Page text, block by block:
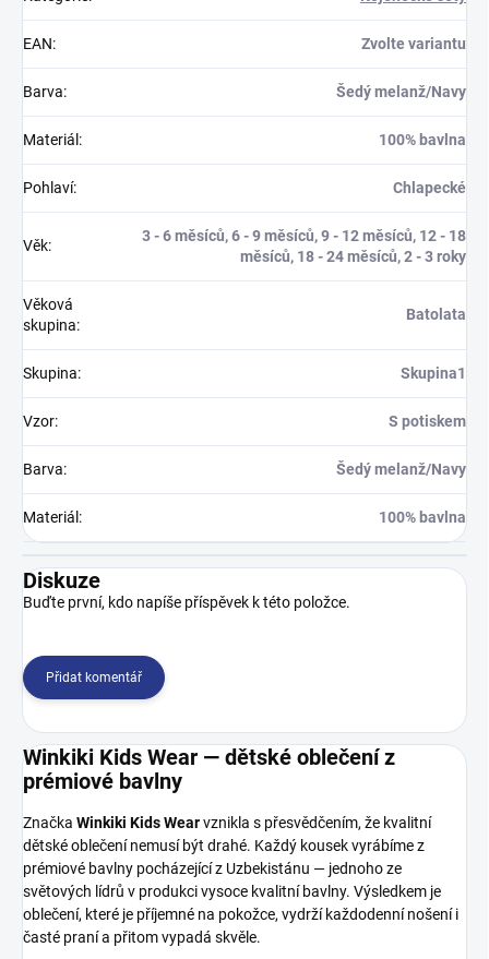
EAN: Zvolte variantu
Barva: Šedý melanž/Navy
Materiál : 100% bavlna
Pohlaví: Chlapecké
Věk:
3 - 6 měsíců, 6 - 9 měsíců, 9 - 12 měsíců, 12 - 18
měsíců, 18 - 24 měsíců, 2 - 3 roky
Věková
skupina:
Batolata
Skupina: Skupina1
Vzor: S potiskem
Barva: Šedý melanž/Navy
Materiál : 100% bavlna
Diskuze
Buďte první, kdo napíše příspěvek k této položce.
Přidat komentář
Winkiki Kids Wear — dětské oblečení z
prémiové bavlny
Značka Winkiki Kids Wearvznikla s přesvědčením, že kvalitní
dětské oblečení nemusí být drahé. Každý kousek vyrábíme z
prémiové bavlny pocházející z Uzbekistánu — jednoho ze
světových lídrů v produkci vysoce kvalitní bavlny. Výsledkem je
oblečení, které je příjemné na pokožce, vydrží každodenní nošení i
časté praní a přitom vypadá skvěle.